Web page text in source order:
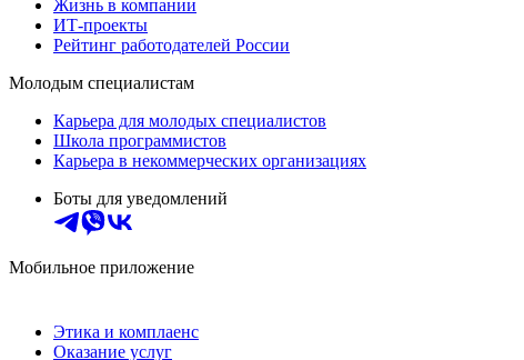
Жизнь в компании
ИТ-проекты
Рейтинг работодателей России
Молодым специалистам
Карьера для молодых специалистов
Школа программистов
Карьера в некоммерческих организациях
Боты для уведомлений
Мобильное приложение
Этика и комплаенс
Оказание услуг